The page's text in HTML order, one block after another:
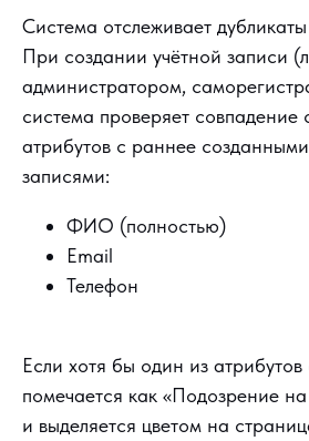
Система отслеживает
При создании учётной записи
администратором,
система проверяет совпадение
атрибутов с раннее
записями:
ФИО (полностью)
Email
Телефон
Если хотя бы один из атрибутов
помечается как «Подозрение на
и выделяется цветом на